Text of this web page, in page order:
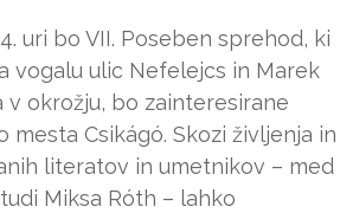
uri bo VII. Poseben sprehod, ki
vogalu ulic Nefelejcs in Marek
v okrožju, bo zainteresirane
mesta Csikágó. Skozi življenja in
literatov in umetnikov – med
Miksa Róth – lahko